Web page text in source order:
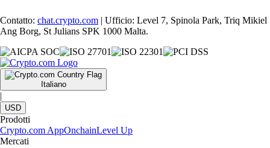
Contatto: chat.crypto.com | Ufficio: Level 7, Spinola Park, Triq Mikiel
Ang Borg, St Julians SPK 1000 Malta.
Italiano
|
USD
Prodotti
Crypto.com AppOnchainLevel Up
Mercati